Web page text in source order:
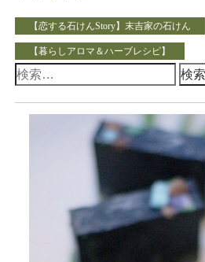
【恋する石けんStory】末吉家の石けん
【暮らしアロマ＆ハーブレシピ】
検